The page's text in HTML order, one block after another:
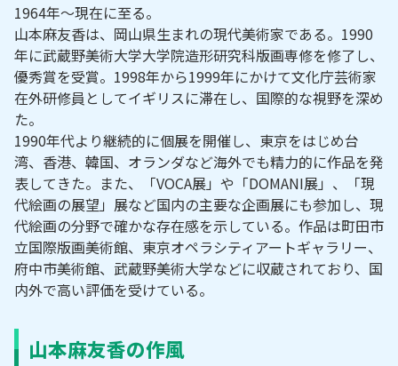
1964年～現在に至る。
山本麻友香は、岡山県生まれの現代美術家である。1990
年に武蔵野美術大学大学院造形研究科版画専修を修了し、
優秀賞を受賞。1998年から1999年にかけて文化庁芸術家
在外研修員としてイギリスに滞在し、国際的な視野を深め
た。
1990年代より継続的に個展を開催し、東京をはじめ台
湾、香港、韓国、オランダなど海外でも精力的に作品を発
表してきた。また、「VOCA展」や「DOMANI展」、「現
代絵画の展望」展など国内の主要な企画展にも参加し、現
代絵画の分野で確かな存在感を示している。作品は町田市
立国際版画美術館、東京オペラシティアートギャラリー、
府中市美術館、武蔵野美術大学などに収蔵されており、国
内外で高い評価を受けている。
山本麻友香の作風